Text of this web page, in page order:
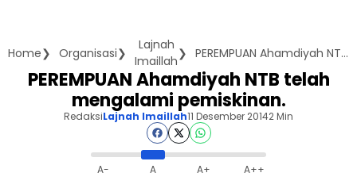
Home Organisasi
Lajnah
Imaillah
PEREMPUAN Ahamdiyah NTB telah mengalami pemiskinan.
PEREMPUAN Ahamdiyah NTB telah
mengalami pemiskinan.
RedaksiLajnah Imaillah11 Desember 20142 Min
A- A A+ A++